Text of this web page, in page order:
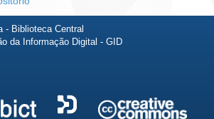
- Biblioteca Central
da Informação Digital - GID